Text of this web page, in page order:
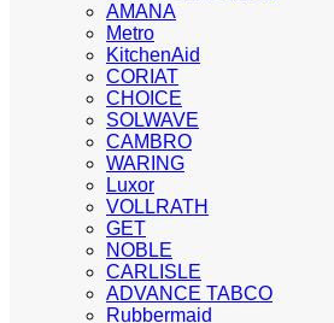
AMANA
Metro
KitchenAid
CORIAT
CHOICE
SOLWAVE
CAMBRO
WARING
Luxor
VOLLRATH
GET
NOBLE
CARLISLE
ADVANCE TABCO
Rubbermaid